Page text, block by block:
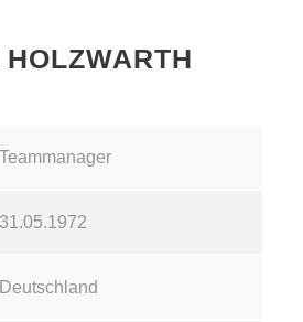
Teammanager
31.05.1972
Deutschland